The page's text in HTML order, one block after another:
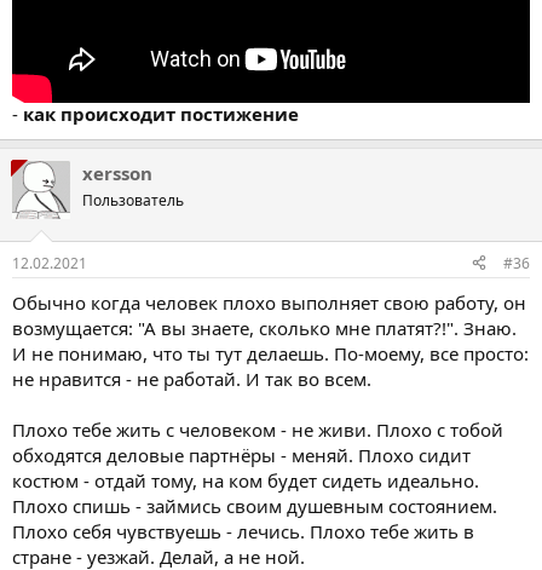
- как происходит постижение
xersson
Пользователь
12.02.2021 #36
Обычно когда человек плохо выполняет свою работу, он
возмущается: "А вы знаете, сколько мне платят?!". Знаю.
И не понимаю, что ты тут делаешь. По-моему, все просто:
не нравится - не работай. И так во всем.
Плохо тебе жить с человеком - не живи. Плохо с тобой
обходятся деловые партнёры - меняй. Плохо сидит
костюм - отдай тому, на ком будет сидеть идеально.
Плохо спишь - займись своим душевным состоянием.
Плохо себя чувствуешь - лечись. Плохо тебе жить в
стране - уезжай. Делай, а не ной.